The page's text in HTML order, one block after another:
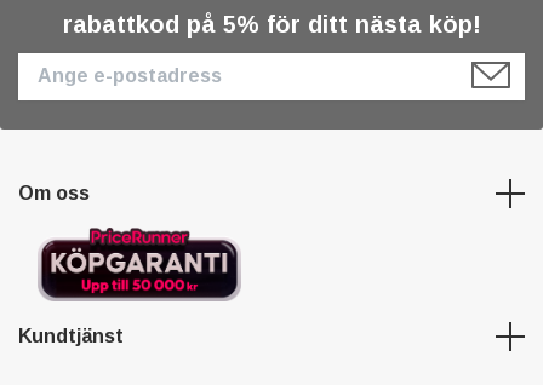
rabattkod på 5% för ditt nästa köp!
Om oss
Kundtjänst